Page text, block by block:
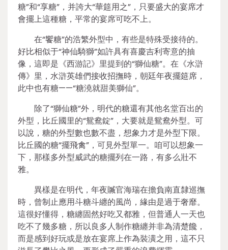
糖”和“享糖”，并誇大“華筵用之”，只要盛大的宴席才
會擺上這種糖，平常的宴席可吃不上。
在“饗糖”的浩繁外型中，有些是特殊受接待的。
好比相似于“神仙騎獅”如許具有喜慶吉利寄意的抽
像，這即是《西游記》里提到的“獅仙糖”。在《水滸
傳》里，水滸英雄們接收招撫時，朝廷年夜擺筵席，
此中也有糖——“糖澆就甜美獅仙”。
除了“獅仙糖”外，明代的糖還有其他名堂百出的
外型，比丘國里的“鴛鴦錠”，大要就是鴛鴦外型。可
以說，糖的外型數也數不盡，想象力才是外型下限。
比丘國的糖“擺飛禽”，可見外型單一。咱可以想象一
下，那樣多外型威武的糖擺列在一路，有多么壯不
雅。
異樣是在明代，年夜贓官海瑞在擔負南直隸巡撫
時，曾制止應用斗糖斗纏的風尚，緣由是過于奢靡。
這很好懂得，糖纏固然好吃又都雅，但普通人一天也
吃不了幾多糖，所以良多人制作糖纏并非為清楚饞，
而是感到好玩或是放在宴席上作為裝潢之用，這不只